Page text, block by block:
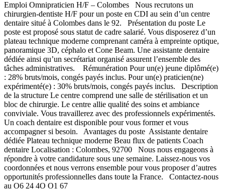
Emploi Omnipraticien H/F – Colombes Nous recrutons un
chirurgien-dentiste H/F pour un poste en CDI au sein d’un centre
dentaire situé à Colombes dans le 92. Présentation du poste Le
poste est proposé sous statut de cadre salarié. Vous disposerez d’un
plateau technique moderne comprenant caméra à empreinte optique,
panoramique 3D, céphalo et Cone Beam. Une assistante dentaire
dédiée ainsi qu’un secrétariat organisé assurent l’ensemble des
tâches administratives. Rémunération Pour un(e) jeune diplômé(e)
: 28% bruts/mois, congés payés inclus. Pour un(e) praticien(ne)
expérimenté(e) : 30% bruts/mois, congés payés inclus. Description
de la structure Le centre comprend une salle de stérilisation et un
bloc de chirurgie. Le centre allie qualité des soins et ambiance
conviviale. Vous travaillerez avec des professionnels expérimentés.
Un coach dentaire est disponible pour vous former et vous
accompagner si besoin. Avantages du poste Assistante dentaire
dédiée Plateau technique moderne Beau flux de patients Coach
dentaire Localisation : Colombes, 92700 Nous nous engageons à
répondre à votre candidature sous une semaine. Laissez-nous vos
coordonnées et nous verrons ensemble pour vous proposer d’autres
opportunités professionnelles dans toute la France. Contactez-nous
au O6 24 4O O1 67